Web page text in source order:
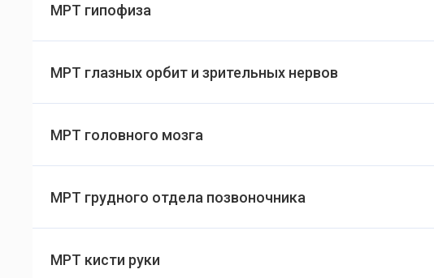
МРТ гипофиза
МРТ глазных орбит и зрительных нервов
МРТ головного мозга
МРТ грудного отдела позвоночника
МРТ кисти руки